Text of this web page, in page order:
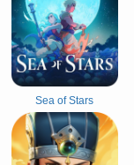
Sea of Stars